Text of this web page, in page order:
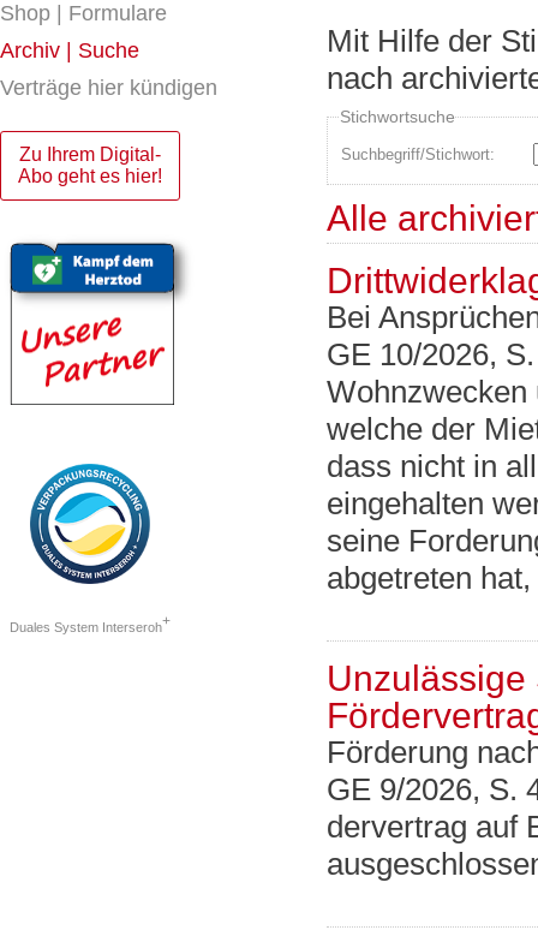
Shop | Formulare
Archiv | Suche
Verträge hier kündigen
Zu Ihrem Digital-
Abo geht es hier!
Duales System Interseroh+
Mit Hilfe der
nach
Stichwortsuche
Suchbegriff/Stichwort:
Alle
Bei
GE 10/2026,
Wohnzwecken
welche der
dass nicht in
eingehalten
seine
abgetreten
Unzulässige
Förderung
GE 9/2026, S.
dervertrag auf